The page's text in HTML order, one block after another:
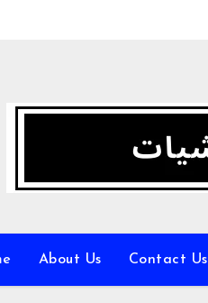
About Us Contact Us